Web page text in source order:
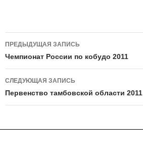
Навигация
по
записям
ПРЕДЫДУЩАЯ ЗАПИСЬ
Чемпионат России по кобудо 2011
СЛЕДУЮЩАЯ ЗАПИСЬ
Первенство тамбовской области 2011